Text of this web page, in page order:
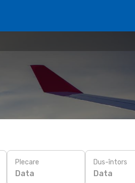
Plecare
Data
Dus-întors
Data